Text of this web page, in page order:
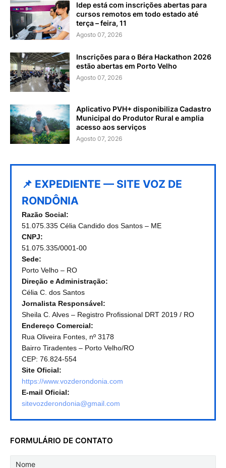
Idep está com inscrições abertas para
cursos remotos em todo estado até
terça – feira, 11
Agosto 07, 2026
Inscrições para o Béra Hackathon 2026
estão abertas em Porto Velho
Agosto 07, 2026
Aplicativo PVH+ disponibiliza Cadastro
Municipal do Produtor Rural e amplia
acesso aos serviços
Agosto 07, 2026
📌 EXPEDIENTE — SITE VOZ DE
RONDÔNIA
Razão Social:
51.075.335 Célia Candido dos Santos – ME
CNPJ:
51.075.335/0001-00
Sede:
Porto Velho – RO
Direção e Administração:
Célia C. dos Santos
Jornalista Responsável:
Sheila C. Alves – Registro Profissional DRT 2019 / RO
Endereço Comercial:
Rua Oliveira Fontes, nº 3178
Bairro Tiradentes – Porto Velho/RO
CEP: 76.824-554
Site Oficial:
https://www.vozderondonia.com
E-mail Oficial:
sitevozderondonia@gmail.com
FORMULÁRIO DE CONTATO